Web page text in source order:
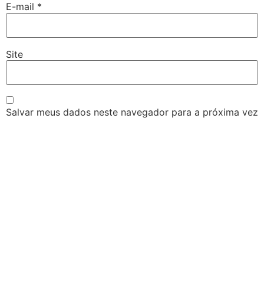
E-mail *
Site
Salvar meus dados neste navegador para a próxima vez